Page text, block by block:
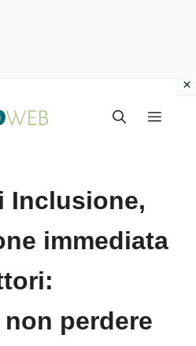
Menu
Inclusione,
immediata
perdere